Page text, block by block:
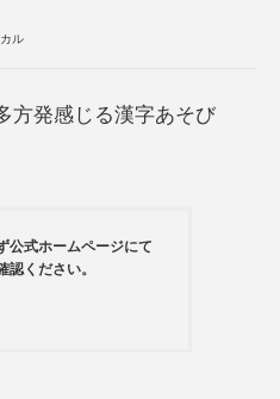
ル
方発感じる漢字あそび
公式ホームページにて
認ください。